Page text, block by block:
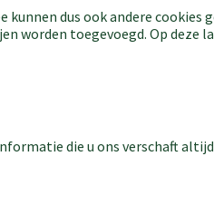
dus ook andere cookies
worden toegevoegd. Op deze
die u ons verschaft